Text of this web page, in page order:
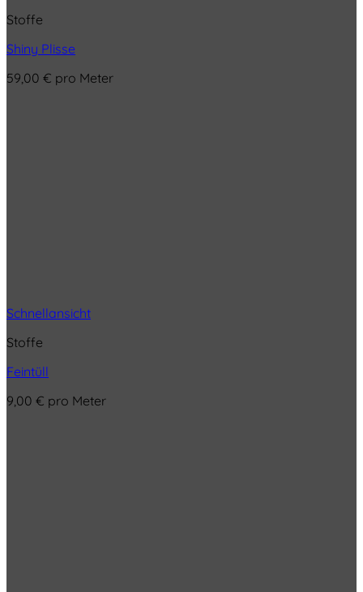
Stoffe
Shiny Plisse
59,00 € pro Meter
Schnellansicht
Stoffe
Feintüll
9,00 € pro Meter